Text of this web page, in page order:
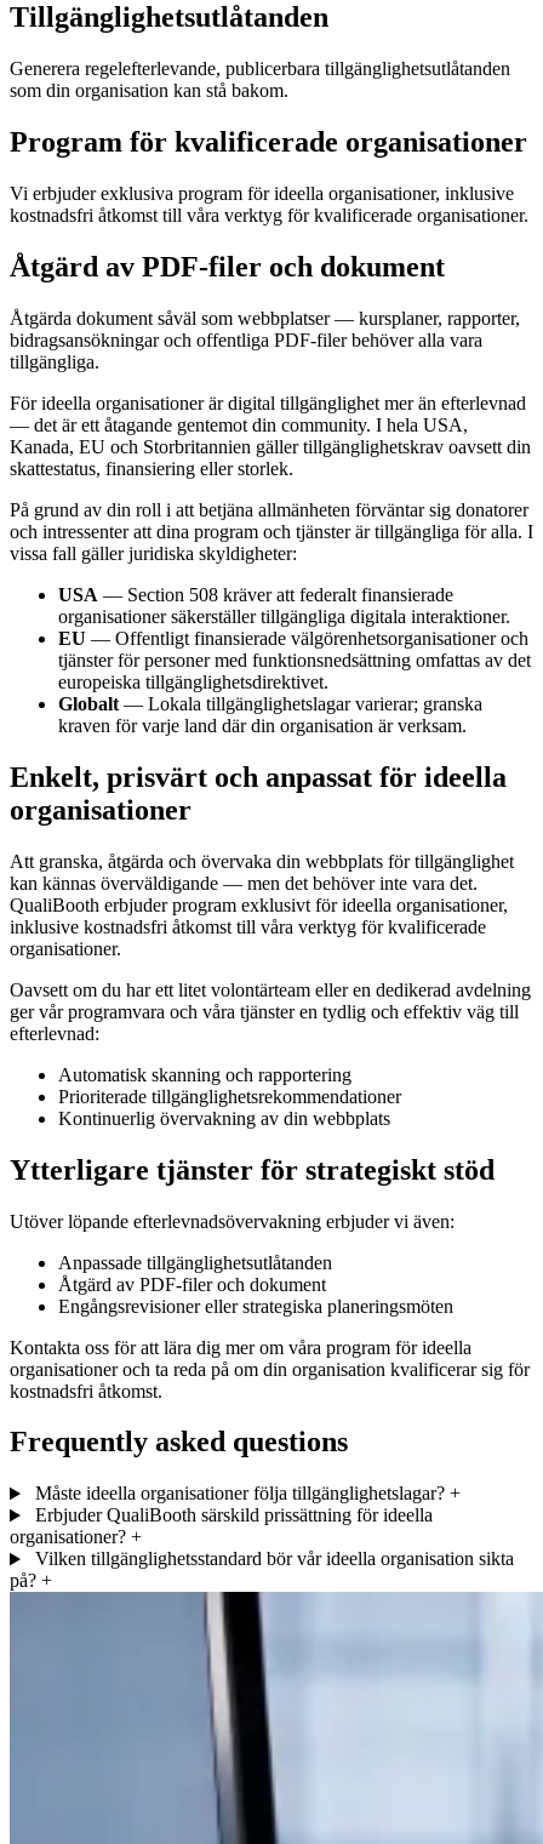
Tillgänglighetsutlåtanden
Generera regelefterlevande, publicerbara tillgänglighetsutlåtanden
som din organisation kan stå bakom.
Program för kvalificerade organisationer
Vi erbjuder exklusiva program för ideella organisationer, inklusive
kostnadsfri åtkomst till våra verktyg för kvalificerade organisationer.
Åtgärd av PDF-filer och dokument
Åtgärda dokument såväl som webbplatser — kursplaner, rapporter,
bidragsansökningar och offentliga PDF-filer behöver alla vara
tillgängliga.
För ideella organisationer är digital tillgänglighet mer än efterlevnad
— det är ett åtagande gentemot din community. I hela USA,
Kanada, EU och Storbritannien gäller tillgänglighetskrav oavsett din
skattestatus, finansiering eller storlek.
På grund av din roll i att betjäna allmänheten förväntar sig donatorer
och intressenter att dina program och tjänster är tillgängliga för alla. I
vissa fall gäller juridiska skyldigheter:
USA — Section 508 kräver att federalt finansierade
organisationer säkerställer tillgängliga digitala interaktioner.
EU — Offentligt finansierade välgörenhetsorganisationer och
tjänster för personer med funktionsnedsättning omfattas av det
europeiska tillgänglighetsdirektivet.
Globalt — Lokala tillgänglighetslagar varierar; granska
kraven för varje land där din organisation är verksam.
Enkelt, prisvärt och anpassat för ideella
organisationer
Att granska, åtgärda och övervaka din webbplats för tillgänglighet
kan kännas överväldigande — men det behöver inte vara det.
QualiBooth erbjuder program exklusivt för ideella organisationer,
inklusive kostnadsfri åtkomst till våra verktyg för kvalificerade
organisationer.
Oavsett om du har ett litet volontärteam eller en dedikerad avdelning
ger vår programvara och våra tjänster en tydlig och effektiv väg till
efterlevnad:
Automatisk skanning och rapportering
Prioriterade tillgänglighetsrekommendationer
Kontinuerlig övervakning av din webbplats
Ytterligare tjänster för strategiskt stöd
Utöver löpande efterlevnadsövervakning erbjuder vi även:
Anpassade tillgänglighetsutlåtanden
Åtgärd av PDF-filer och dokument
Engångsrevisioner eller strategiska planeringsmöten
Kontakta oss för att lära dig mer om våra program för ideella
organisationer och ta reda på om din organisation kvalificerar sig för
kostnadsfri åtkomst.
Frequently asked questions
Måste ideella organisationer följa tillgänglighetslagar? +
Erbjuder QualiBooth särskild prissättning för ideella
organisationer? +
Vilken tillgänglighetsstandard bör vår ideella organisation sikta
på? +